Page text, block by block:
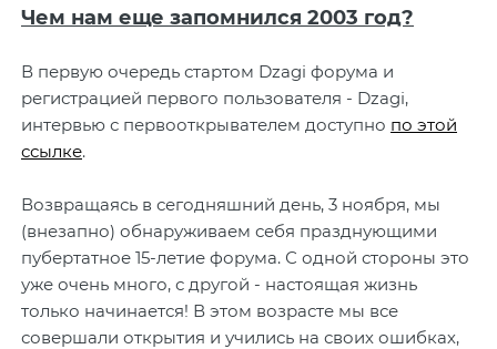
Чем нам еще запомнился 2003 год?
В первую очередь стартом Dzagi форума и
регистрацией первого пользователя - Dzagi,
интервью с первооткрывателем доступно по этой
ссылке.
Возвращаясь в сегодняшний день, 3 ноября, мы
(внезапно) обнаруживаем себя празднующими
пубертатное 15-летие форума. С одной стороны это
уже очень много, с другой - настоящая жизнь
только начинается! В этом возрасте мы все
совершали открытия и учились на своих ошибках,